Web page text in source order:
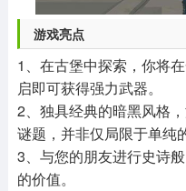
游戏亮点
1、在古堡中探索，你将
启即可获得强力武器。
2、独具经典的暗黑风格
谜题，并非仅局限于单纯
3、与您的朋友进行史诗
的价值。